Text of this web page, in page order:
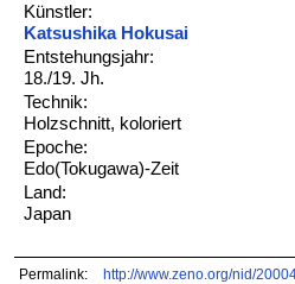
Künstler:
Katsushika Hokusai
Entstehungsjahr:
18./19. Jh.
Technik:
Holzschnitt, koloriert
Epoche:
Edo(Tokugawa)-Zeit
Land:
Japan
Permalink:
http://www.zeno.org/nid/